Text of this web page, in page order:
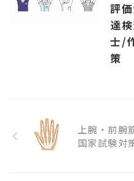
評
達
士/
策
上腕・前腕
国家試験対